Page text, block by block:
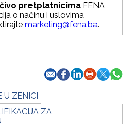
pretplatnicima FENA
o načinu i uslovima
marketing@fena.ba.
ZENICI
ZA